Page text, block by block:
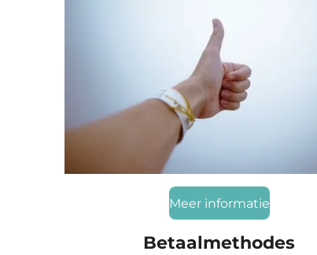
Meer informatie
Betaalmethodes